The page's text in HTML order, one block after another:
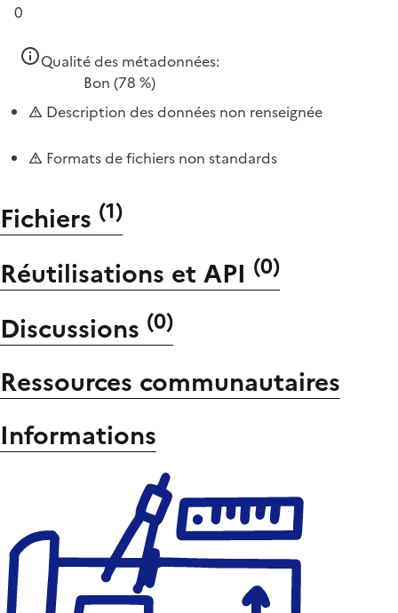
0
Qualité des métadonnées:
Bon (78 %)
Description des données non renseignée
Formats de fichiers non standards
Fichiers (1)
Réutilisations et API (0)
Discussions (0)
Ressources communautaires
Informations